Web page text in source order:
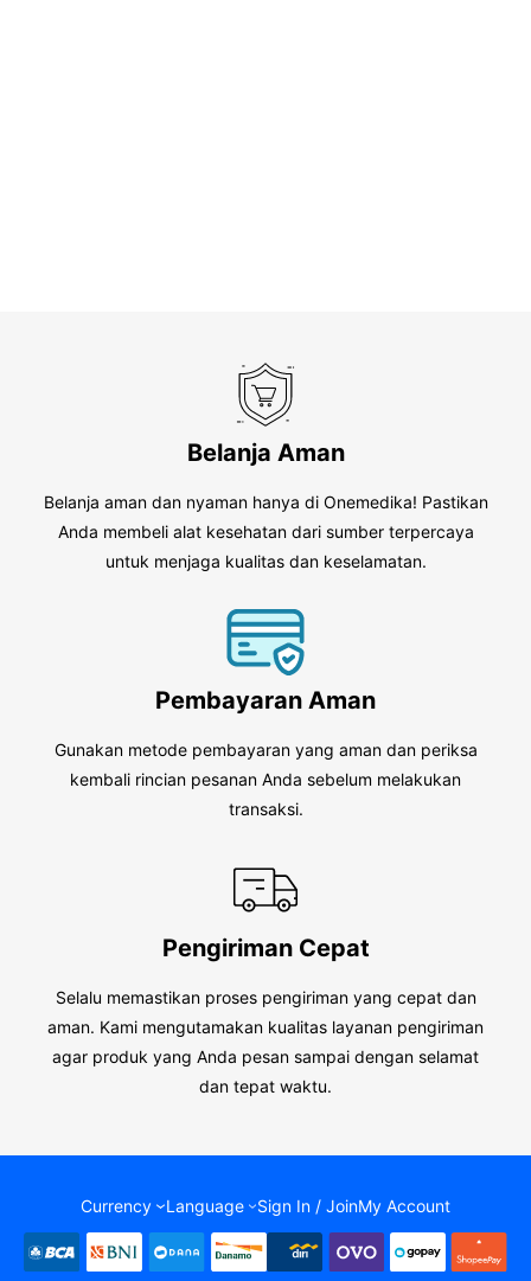
Belanja Aman
Belanja aman dan nyaman hanya di Onemedika! Pastikan
Anda membeli alat kesehatan dari sumber terpercaya
untuk menjaga kualitas dan keselamatan.
Pembayaran Aman
Gunakan metode pembayaran yang aman dan periksa
kembali rincian pesanan Anda sebelum melakukan
transaksi.
Pengiriman Cepat
Selalu memastikan proses pengiriman yang cepat dan
aman. Kami mengutamakan kualitas layanan pengiriman
agar produk yang Anda pesan sampai dengan selamat
dan tepat waktu.
Currency Language Sign In / JoinMy Account